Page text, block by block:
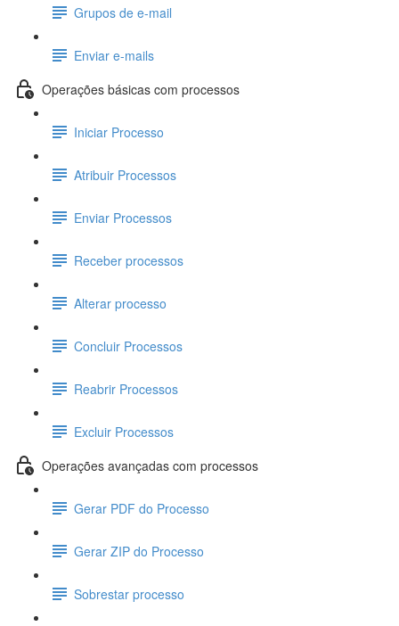
Grupos de e-mail
Enviar e-mails
Operações básicas com processos
Iniciar Processo
Atribuir Processos
Enviar Processos
Receber processos
Alterar processo
Concluir Processos
Reabrir Processos
Excluir Processos
Operações avançadas com processos
Gerar PDF do Processo
Gerar ZIP do Processo
Sobrestar processo